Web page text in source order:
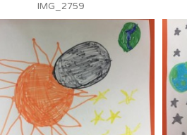
IMG_2759